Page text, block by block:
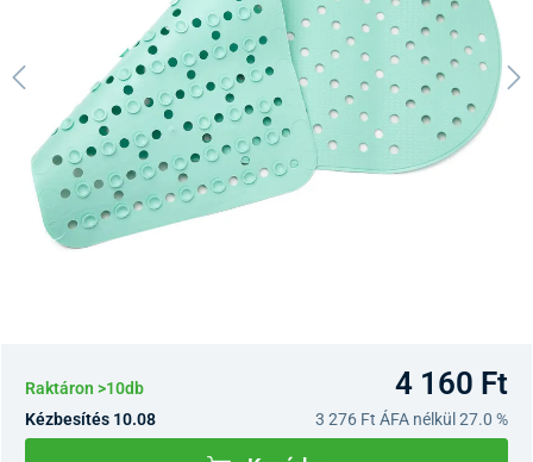
Raktáron >10db 4 160 Ft
Kézbesítés 10.08 3 276 Ft ÁFA nélkül 27.0 %